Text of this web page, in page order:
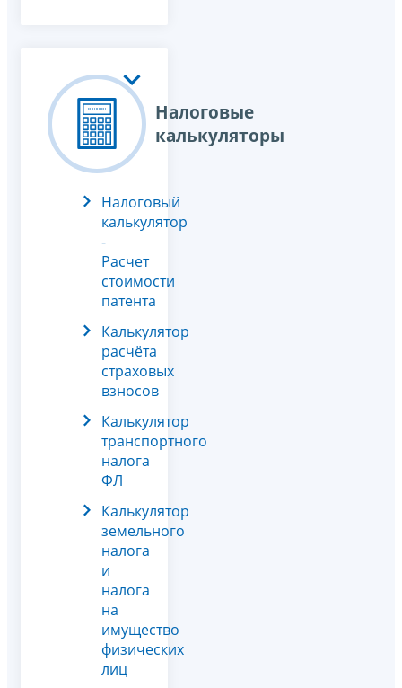
Налоговые
калькуляторы
Налоговый
калькулятор
-
Расчет
стоимости
патента
Калькулятор
расчёта
страховых
взносов
Калькулятор
транспортного
налога
ФЛ
Калькулятор
земельного
налога
и
налога
на
имущество
физических
лиц